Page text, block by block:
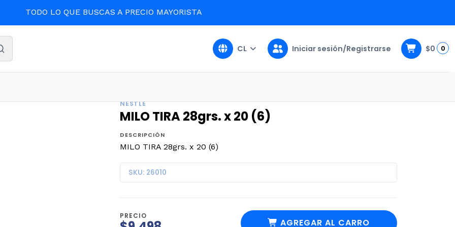
TODO LO QUE BUSCAS A PRECIO MAYORISTA
CL Iniciar sesión/Registrarse $0 0
NESTLE
MILO TIRA 28grs. x 20 (6)
DESCRIPCIÓN
MILO TIRA 28grs. x 20 (6)
SKU: 26010
PRECIO
AGREGAR AL CARRO